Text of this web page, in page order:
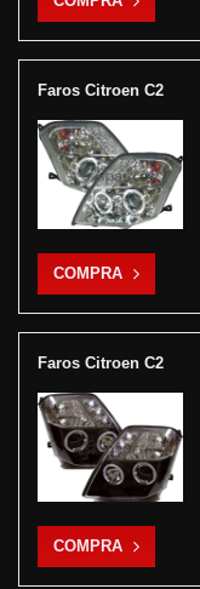
Faros Citroen C2
COMPRA
Faros Citroen C2
COMPRA